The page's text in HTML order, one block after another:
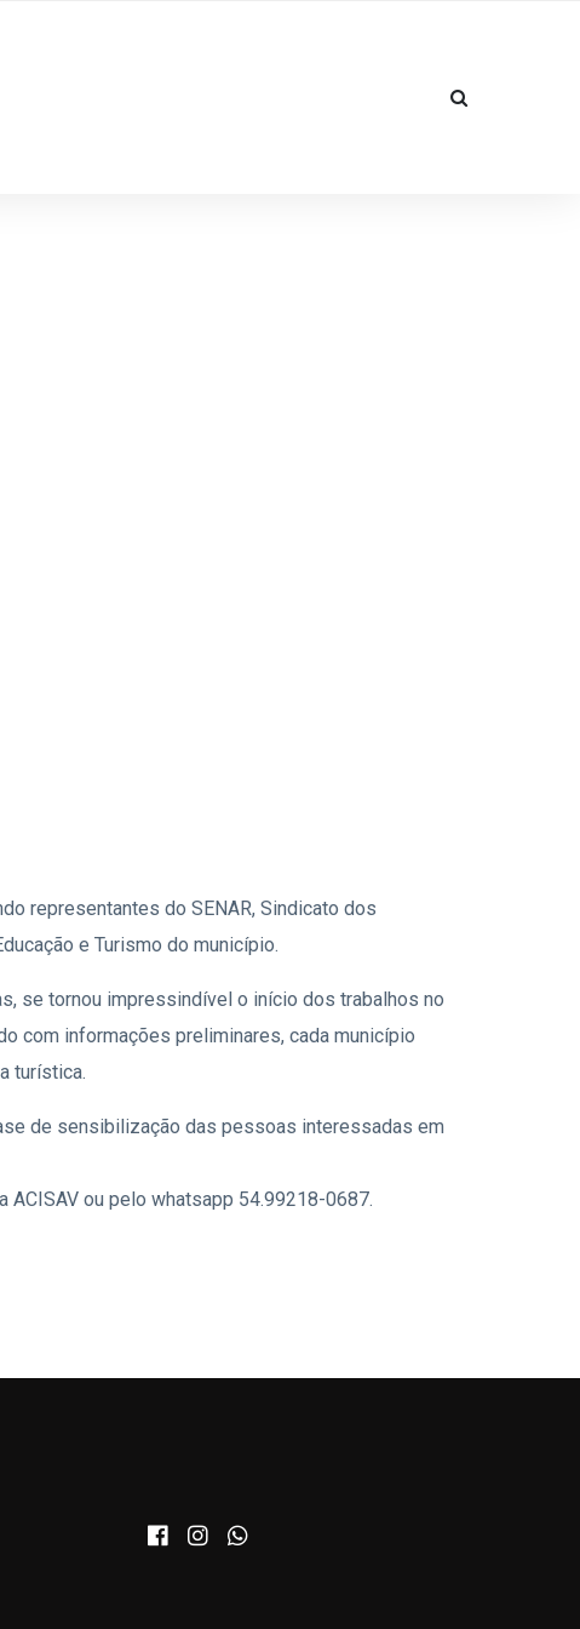
representantes do SENAR, Sindicato dos
e Turismo do município.
se tornou impressindível o início dos trabalhos no
com informações preliminares, cada município
turística.
de sensibilização das pessoas interessadas em
ou pelo whatsapp 54.99218-0687.